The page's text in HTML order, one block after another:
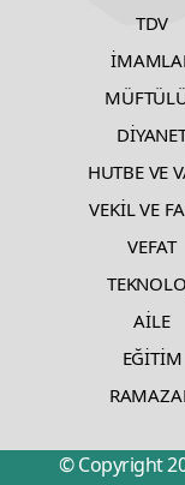
TDV
HUTBE VE
VEKİL VE
VEFAT
AİLE
EĞİTİM
© Copyright